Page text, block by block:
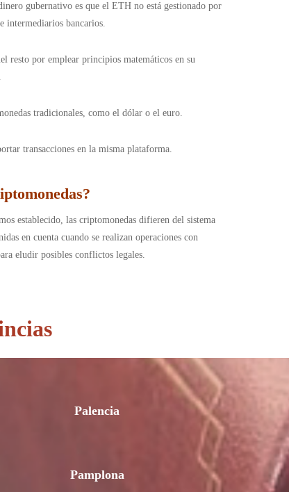
gubernativo es que el ETH no está gestionado por
intermediarios bancarios.
resto por emplear principios matemáticos en su
tradicionales, como el dólar o el euro.
transacciones en la misma plataforma.
establecido, las criptomonedas difieren del sistema
en cuenta cuando se realizan operaciones con
eludir posibles conflictos legales.
Palencia
Pamplona